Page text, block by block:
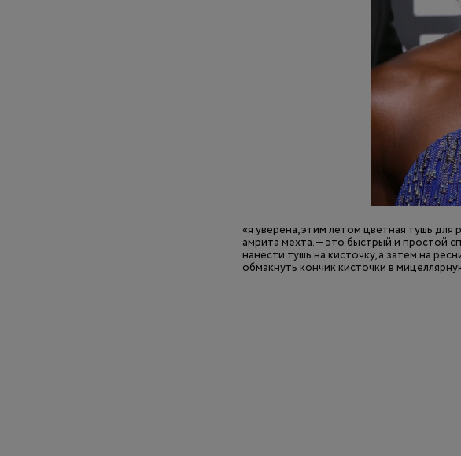
«я уверена, этим летом цветная тушь
амрита мехта. — это быстрый и простой
нанести тушь на кисточку, а затем на
обмакнуть кончик кисточки в